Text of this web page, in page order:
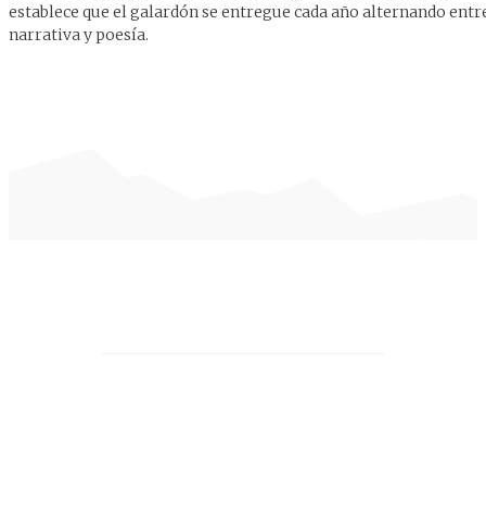
establece que el galardón se entregue cada año alternando
narrativa y poesía.